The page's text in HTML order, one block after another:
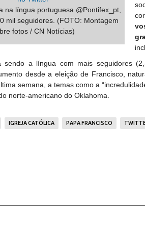
na língua portuguesa @Pontifex_pt,
mil seguidores. (FOTO: Montagem
fotos / CN Notícias)
sendo a língua com mais seguidores
desde a eleição de Francisco,
semana, a temas como a
norte-americano do Oklahoma.
IGREJA CATÓLICA PAPA FRANCISCO